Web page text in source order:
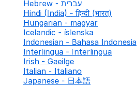
Hebrew - עברית
Hindi (India) - हिन्दी (भारत)
Hungarian - magyar
Icelandic - íslenska
Indonesian - Bahasa Indonesia
Interlingua - Interlingua
Irish - Gaeilge
Italian - Italiano
Japanese - 日本語